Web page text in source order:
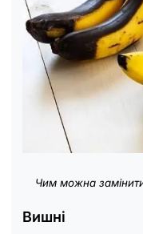
Чим можна
Вишні